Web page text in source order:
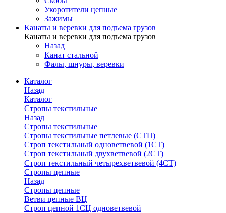
Укоротители цепные
Зажимы
Канаты и веревки для подъема грузов
Канаты и веревки для подъема грузов
Назад
Канат стальной
Фалы, шнуры, веревки
Каталог
Назад
Каталог
Стропы текстильные
Назад
Стропы текстильные
Стропы текстильные петлевые (СТП)
Строп текстильный одноветвевой (1СТ)
Строп текстильный двухветвевой (2СТ)
Строп текстильный четырехветвевой (4СТ)
Стропы цепные
Назад
Стропы цепные
Ветви цепные ВЦ
Строп цепной 1СЦ одноветвевой